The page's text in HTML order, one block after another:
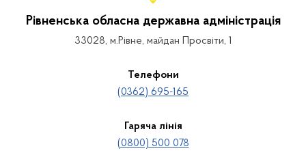
Рівненська обласна державна адміністрація
33028, м.Рівне, майдан Просвіти, 1
Телефони
(0362) 695-165
Гаряча лінія
(0800) 500 078